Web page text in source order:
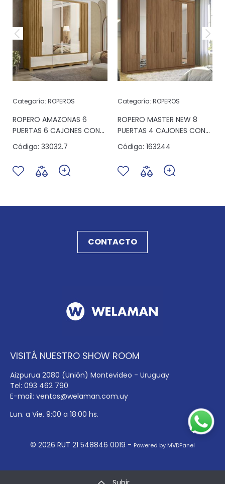
Categoría: ROPEROS
ROPERO AMAZONAS 6
PUERTAS 6 CAJONES CON
ESPEJO FREIJO/OFF WHITE
Código: 33032.7
Categoría: ROPEROS
ROPERO MASTER NEW 8
PUERTAS 4 CAJONES CON
ESPEJO JATOBA ESPEJO
Código: 163244
CONTACTO
VISITÁ NUESTRO SHOW ROOM
Aizpurua 2080 (Unión) Montevideo - Uruguay
Tel: 093 462 790
E-mail: ventas@welaman.com.uy
Lun. a Vie. 9:00 a 18:00 hs.
© 2026 RUT 21 548846 0019 - Powered by MVDPanel